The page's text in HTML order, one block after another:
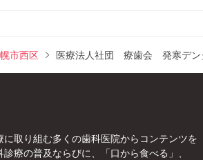
市西区 医療法人社団 療歯会 発寒デン
取り組む多くの歯科医院からコンテンツを
療の普及ならびに、「口から食べる」、